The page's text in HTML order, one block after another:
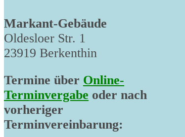
Markant-Gebäude
Oldesloer Str. 1
23919 Berkenthin
Termine über Online-
Terminvergabe oder nach
vorheriger
Terminvereinbarung: